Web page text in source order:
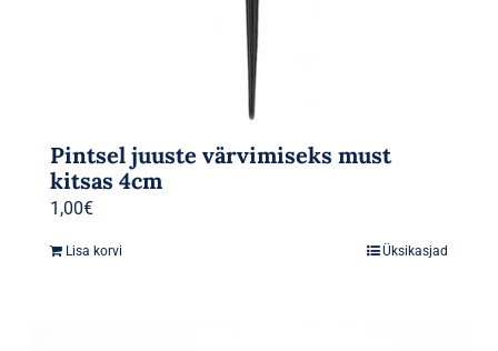
Pintsel juuste värvimiseks must
kitsas 4cm
1,00€
Lisa korvi Üksikasjad